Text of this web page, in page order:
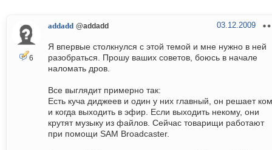
6
addadd @addadd 03.12.2009
Я впервые столкнулся с этой темой и мне нужно в ней
разобраться. Прошу ваших советов, боюсь в начале
наломать дров.
Все выглядит примерно так:
Есть куча диджеев и один у них главный, он решает
и когда выходить в эфир. Если выходить некому, они
крутят музыку из файлов. Сейчас товарищи работают
при помощи SAM Broadcaster.